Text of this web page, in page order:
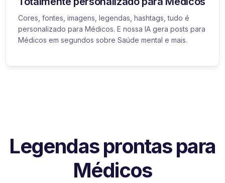
Cores, fontes, imagens, legendas, hashtags, tudo é
personalizado para Médicos. E nossa IA gera posts para
Médicos em segundos sobre Saúde mental e mais.
Legendas prontas para
Médicos